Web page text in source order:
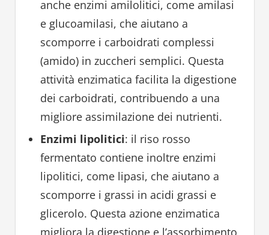
anche enzimi amilolitici, come amilasi
e glucoamilasi, che aiutano a
scomporre i carboidrati complessi
(amido) in zuccheri semplici. Questa
attività enzimatica facilita la digestione
dei carboidrati, contribuendo a una
migliore assimilazione dei nutrienti.
Enzimi lipolitici: il riso rosso
fermentato contiene inoltre enzimi
lipolitici, come lipasi, che aiutano a
scomporre i grassi in acidi grassi e
glicerolo. Questa azione enzimatica
migliora la digestione e l’assorbimento